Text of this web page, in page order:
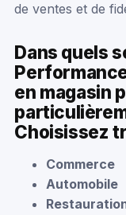
de ventes et de
Dans quels
en magasin
Choisissez
Commerce
Automobile